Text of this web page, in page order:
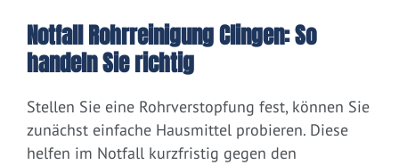
Notfall Rohrreinigung Clingen: So
handeln Sie richtig
Stellen Sie eine Rohrverstopfung fest, können Sie
zunächst einfache Hausmittel probieren. Diese
helfen im Notfall kurzfristig gegen den